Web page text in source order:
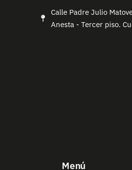
Calle Padre Julio
Anesta - Tercer piso.
Menú